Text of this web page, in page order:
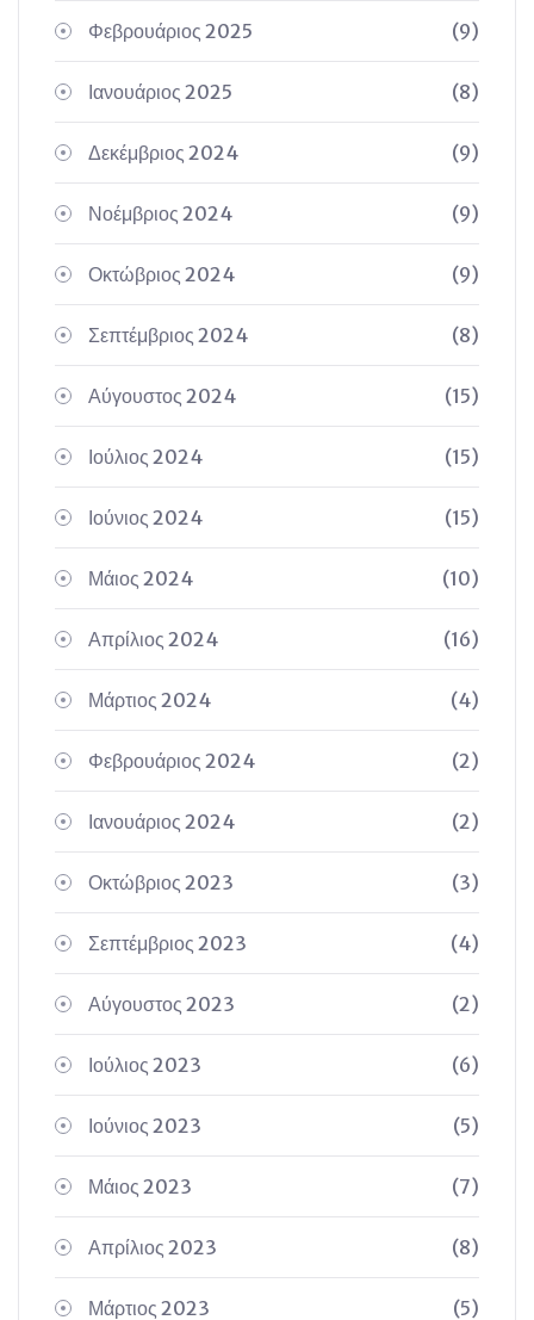
Φεβρουάριος 2025 (9)
Ιανουάριος 2025 (8)
Δεκέμβριος 2024 (9)
Νοέμβριος 2024 (9)
Οκτώβριος 2024 (9)
Σεπτέμβριος 2024 (8)
Αύγουστος 2024 (15)
Ιούλιος 2024 (15)
Ιούνιος 2024 (15)
Μάιος 2024 (10)
Απρίλιος 2024 (16)
Μάρτιος 2024 (4)
Φεβρουάριος 2024 (2)
Ιανουάριος 2024 (2)
Οκτώβριος 2023 (3)
Σεπτέμβριος 2023 (4)
Αύγουστος 2023 (2)
Ιούλιος 2023 (6)
Ιούνιος 2023 (5)
Μάιος 2023 (7)
Απρίλιος 2023 (8)
Μάρτιος 2023 (5)